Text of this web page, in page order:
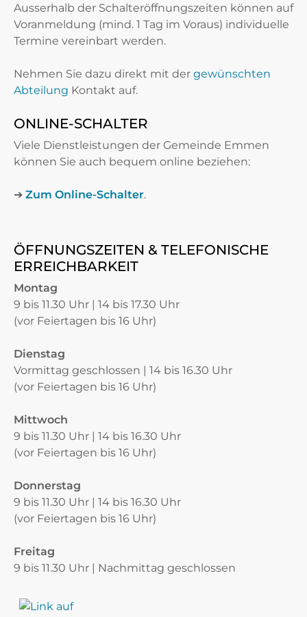
Ausserhalb der Schalteröffnungszeiten können auf
Voranmeldung (mind. 1 Tag im Voraus) individuelle
Termine vereinbart werden.
Nehmen Sie dazu direkt mit der gewünschten
Abteilung Kontakt auf.
ONLINE-SCHALTER
Viele Dienstleistungen der Gemeinde Emmen
können Sie auch bequem online beziehen:
➔ Zum Online-Schalter.
ÖFFNUNGSZEITEN & TELEFONISCHE
ERREICHBARKEIT
Montag
9 bis 11.30 Uhr | 14 bis 17.30 Uhr
(vor Feiertagen bis 16 Uhr)
Dienstag
Vormittag geschlossen | 14 bis 16.30 Uhr
(vor Feiertagen bis 16 Uhr)
Mittwoch
9 bis 11.30 Uhr | 14 bis 16.30 Uhr
(vor Feiertagen bis 16 Uhr)
Donnerstag
9 bis 11.30 Uhr | 14 bis 16.30 Uhr
(vor Feiertagen bis 16 Uhr)
Freitag
9 bis 11.30 Uhr | Nachmittag geschlossen
Verschiedene Informationen